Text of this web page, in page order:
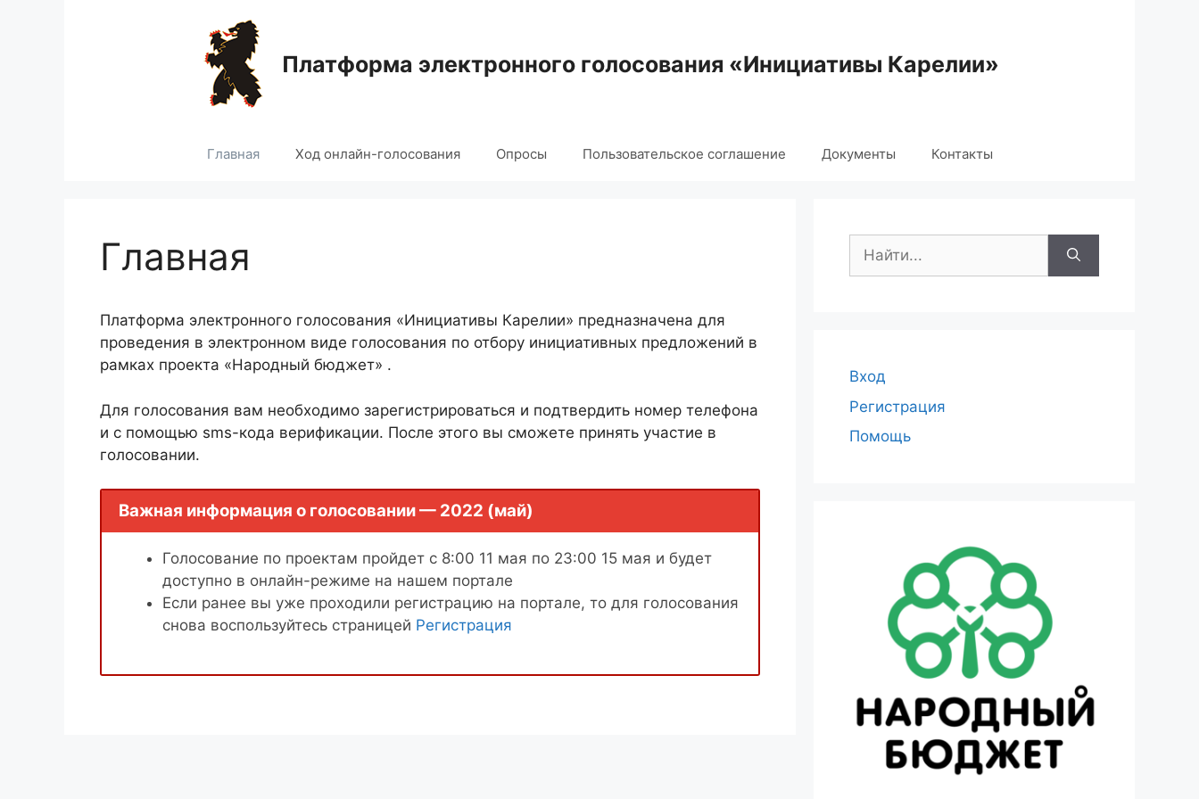
Платформа электронного голосования «Инициативы Карелии»
Главная Ход онлайн-голосования Опросы Пользовательское соглашение Документы Контакты
Главная
Платформа электронного голосования «Инициативы Карелии» предназначена для
проведения в электронном виде голосования по отбору инициативных предложений в
рамках проекта «Народный бюджет» .
Для голосования вам необходимо зарегистрироваться и подтвердить номер телефона
и с помощью sms-кода верификации. После этого вы сможете принять участие в
голосовании.
Важная информация о голосовании — 2022 (май)
Голосование по проектам пройдет с 8:00 11 мая по 23:00 15 мая и будет
доступно в онлайн-режиме на нашем портале
Если ранее вы уже проходили регистрацию на портале, то для голосования
снова воспользуйтесь страницей Регистрация
Поиск:
Вход
Регистрация
Помощь